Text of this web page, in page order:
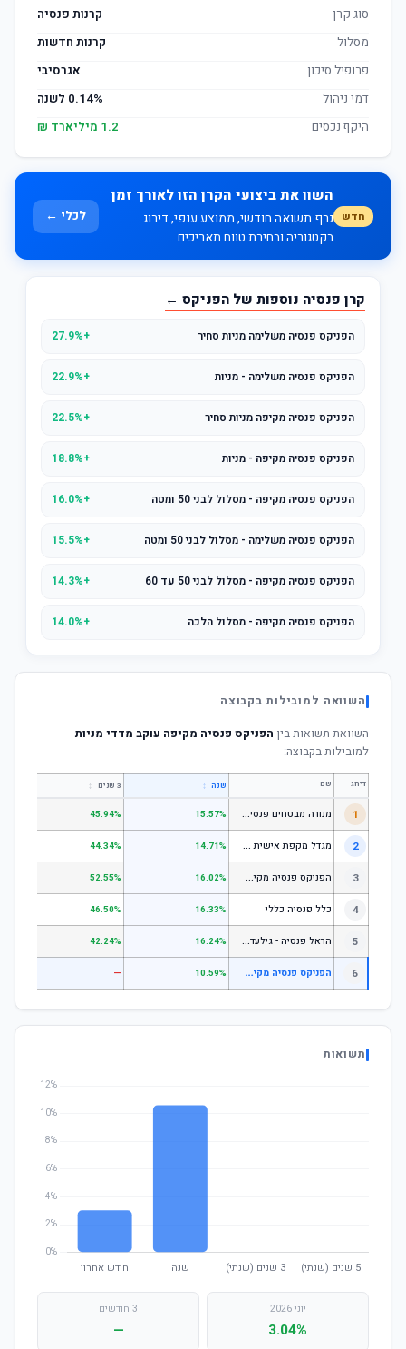
סוג קרן
קרנות פנסיה
מסלול
קרנות חדשות
פרופיל סיכון
אגרסיבי
דמי ניהול
0.14% לשנה
היקף נכסים
1.2 מיליארד ₪
חדש
השוו את ביצועי הקרן הזו לאורך זמן
גרף תשואה חודשי, ממוצע ענפי, דירוג
בקטגוריה ובחירת טווח תאריכים
לכלי ←
קרן פנסיה נוספות של הפניקס ←
הפניקס פנסיה משלימה מניות סחיר +27.9%
הפניקס פנסיה משלימה - מניות +22.9%
הפניקס פנסיה מקיפה מניות סחיר +22.5%
הפניקס פנסיה מקיפה - מניות +18.8%
הפניקס פנסיה מקיפה - מסלול לבני 50 ומטה +16.0%
הפניקס פנסיה משלימה - מסלול לבני 50 ומטה +15.5%
הפניקס פנסיה מקיפה - מסלול לבני 50 עד 60 +14.3%
הפניקס פנסיה מקיפה - מסלול הלכה +14.0%
השוואה למובילות בקבוצה
השוואת תשואות בין הפניקס פנסיה מקיפה עוקב מדדי מניות
למובילות בקבוצה:
דירוג שם שנה ↕ 3 שנים ↕
1 מ
נורה מבטחים פנסיה - כללי 15.57%
45.94%
2 מ
גדל מקפת אישית כללי 14.71%
44.34%
3 ה
פניקס פנסיה מקיפה - מסלול לבני 50 ומטה 16.02%
52.55%
4 כלל פנסיה כללי 16.33%
46.50%
5 ה
ראל פנסיה - גילעד כללי 16.24%
42.24%
6 ה
פניקס פנסיה מקיפה עוקב מדדי מניות 10.59%
—
תשואות
יוני 2026
3.04%
3 חודשים
—